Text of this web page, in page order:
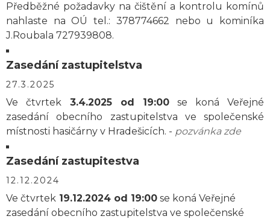
Předběžné požadavky na čištění a kontrolu komínů
nahlaste na OÚ tel.: 378774662 nebo u kominíka
J.Roubala 727939808.
Zasedání zastupitelstva
27.3.2025
Ve čtvrtek 3.4.2025 od 19:00 se koná Veřejné
zasedání obecního zastupitelstva ve společenské
místnosti hasičárny v Hradešicích. - pozvánka zde
Zasedání zastupitestva
12.12.2024
Ve čtvrtek 19.12.2024 od 19:00 se koná Veřejné
zasedání obecního zastupitelstva ve společenské